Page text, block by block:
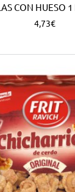
CON HUESO 1
4,73€